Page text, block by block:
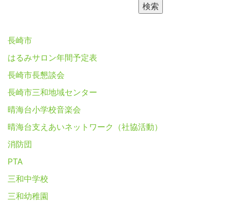
検索
長崎市
はるみサロン年間予定表
長崎市長懇談会
長崎市三和地域センター
晴海台小学校音楽会
晴海台支えあいネットワーク（社協活動）
消防団
PTA
三和中学校
三和幼稚園